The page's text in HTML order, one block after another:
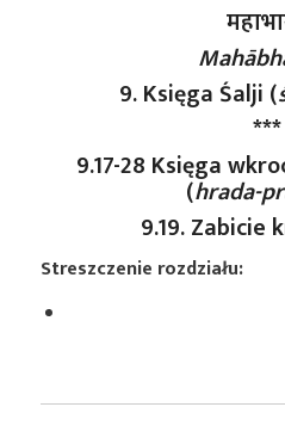
9. Księga Śalji (
***
9.17-28 Księga
(hrada-
9.19. Zabicie
Streszczenie rozdziału: